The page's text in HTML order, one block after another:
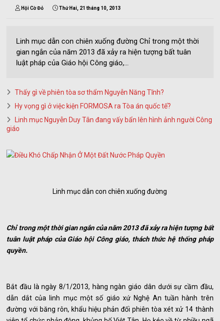
Hội Cờ Đỏ Thứ Hai, 21 tháng 10, 2013
Linh mục dẫn con chiên xuống đường Chỉ trong một thời
gian ngắn của năm 2013 đã xảy ra hiện tượng bất tuân
luật pháp của Giáo hội Công giáo,...
Thấy gì về phiên tòa sơ thẩm Nguyễn Năng Tĩnh?
Hy vọng gì ở việc kiện FORMOSA ra Tòa án quốc tế?
Linh mục Nguyễn Duy Tân đang vấy bẩn lên hình ảnh người Công
giáo
Linh mục dẫn con chiên xuống đường
Chỉ trong một thời gian ngắn của năm 2013 đã xảy ra hiện tượng bất
tuân luật pháp của Giáo hội Công giáo, thách thức hệ thống pháp
quyền.
Bắt đầu là ngày 8/1/2013, hàng ngàn giáo dân dưới sự cầm đầu,
dẫn dắt của linh mục một số giáo xứ Nghệ An tuần hành trên
đường với băng rôn, khẩu hiệu phản đối phiên tòa xét xử 14 thành